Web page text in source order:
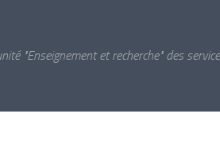
"Enseignement et recherche" des